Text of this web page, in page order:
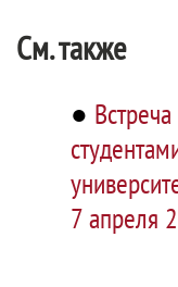
См. также
●
7 апреля